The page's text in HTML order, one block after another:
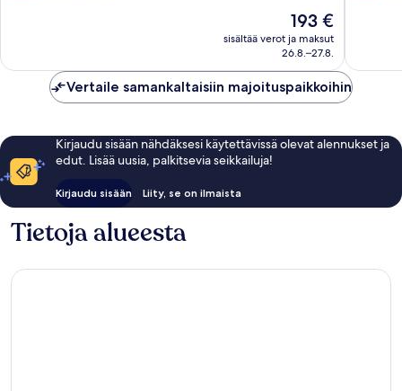
arvostelua
Hinta
on
193 €
193 €
sisältää verot ja maksut
26.8.–27.8.
Vertaile samankaltaisiin majoituspaikkoihin
Kirjaudu sisään nähdäksesi käytettävissä olevat alennukset ja
edut. Lisää uusia, palkitsevia seikkailuja!
Kirjaudu sisään Liity, se on ilmaista
Tietoja alueesta